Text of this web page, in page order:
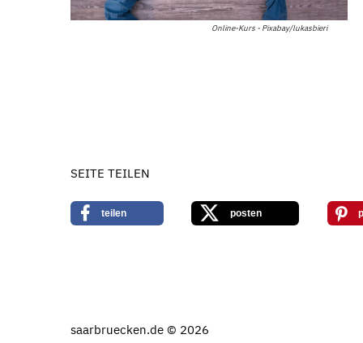
Online-Kurs - Pixabay/lukasbieri
SEITE TEILEN
teilen posten
saarbruecken.de © 2026